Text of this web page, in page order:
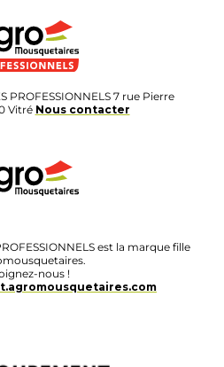
PROFESSIONNELS 7 rue Pierre
Vitré Nous contacter
est la marque fille
nous !